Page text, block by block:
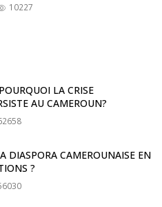
10227
LA CRISE
AU CAMEROUN?
DIASPORA CAMEROUNAISE EN
?